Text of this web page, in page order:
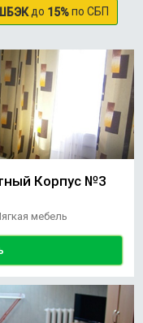
до 15%по СБП
Корпус №3
мебель